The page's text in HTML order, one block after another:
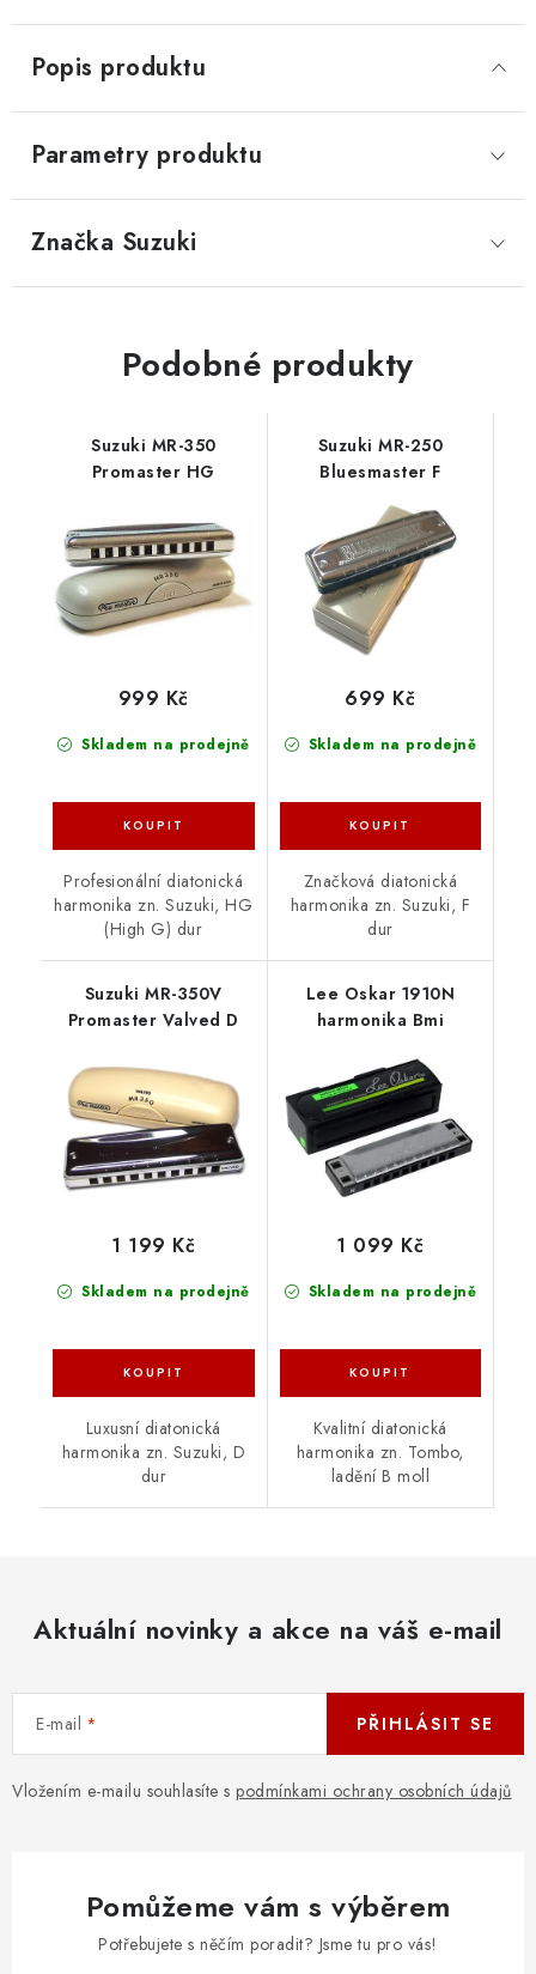
Popis produktu
Parametry produktu
Značka Suzuki
Podobné produkty
Suzuki MR-350
Promaster HG
Skladem na prodejně
999 Kč
Profesionální diatonická
harmonika zn. Suzuki, HG
(High G) dur
Suzuki MR-250
Bluesmaster F
Skladem na prodejně
699 Kč
Značková diatonická
harmonika zn. Suzuki, F
dur
Suzuki MR-350V
Promaster Valved D
Skladem na prodejně
1 199 Kč
Luxusní diatonická
harmonika zn. Suzuki, D
dur
Lee Oskar 1910N
harmonika Bmi
Skladem na prodejně
1 099 Kč
Kvalitní diatonická
harmonika zn. Tombo,
ladění B moll
Aktuální novinky a akce na váš e-mail
E-mail
Vložením e-mailu souhlasíte s podmínkami ochrany osobních údajů
PŘIHLÁSIT SE
Pomůžeme vám s výběrem
Potřebujete s něčím poradit? Jsme tu pro vás!